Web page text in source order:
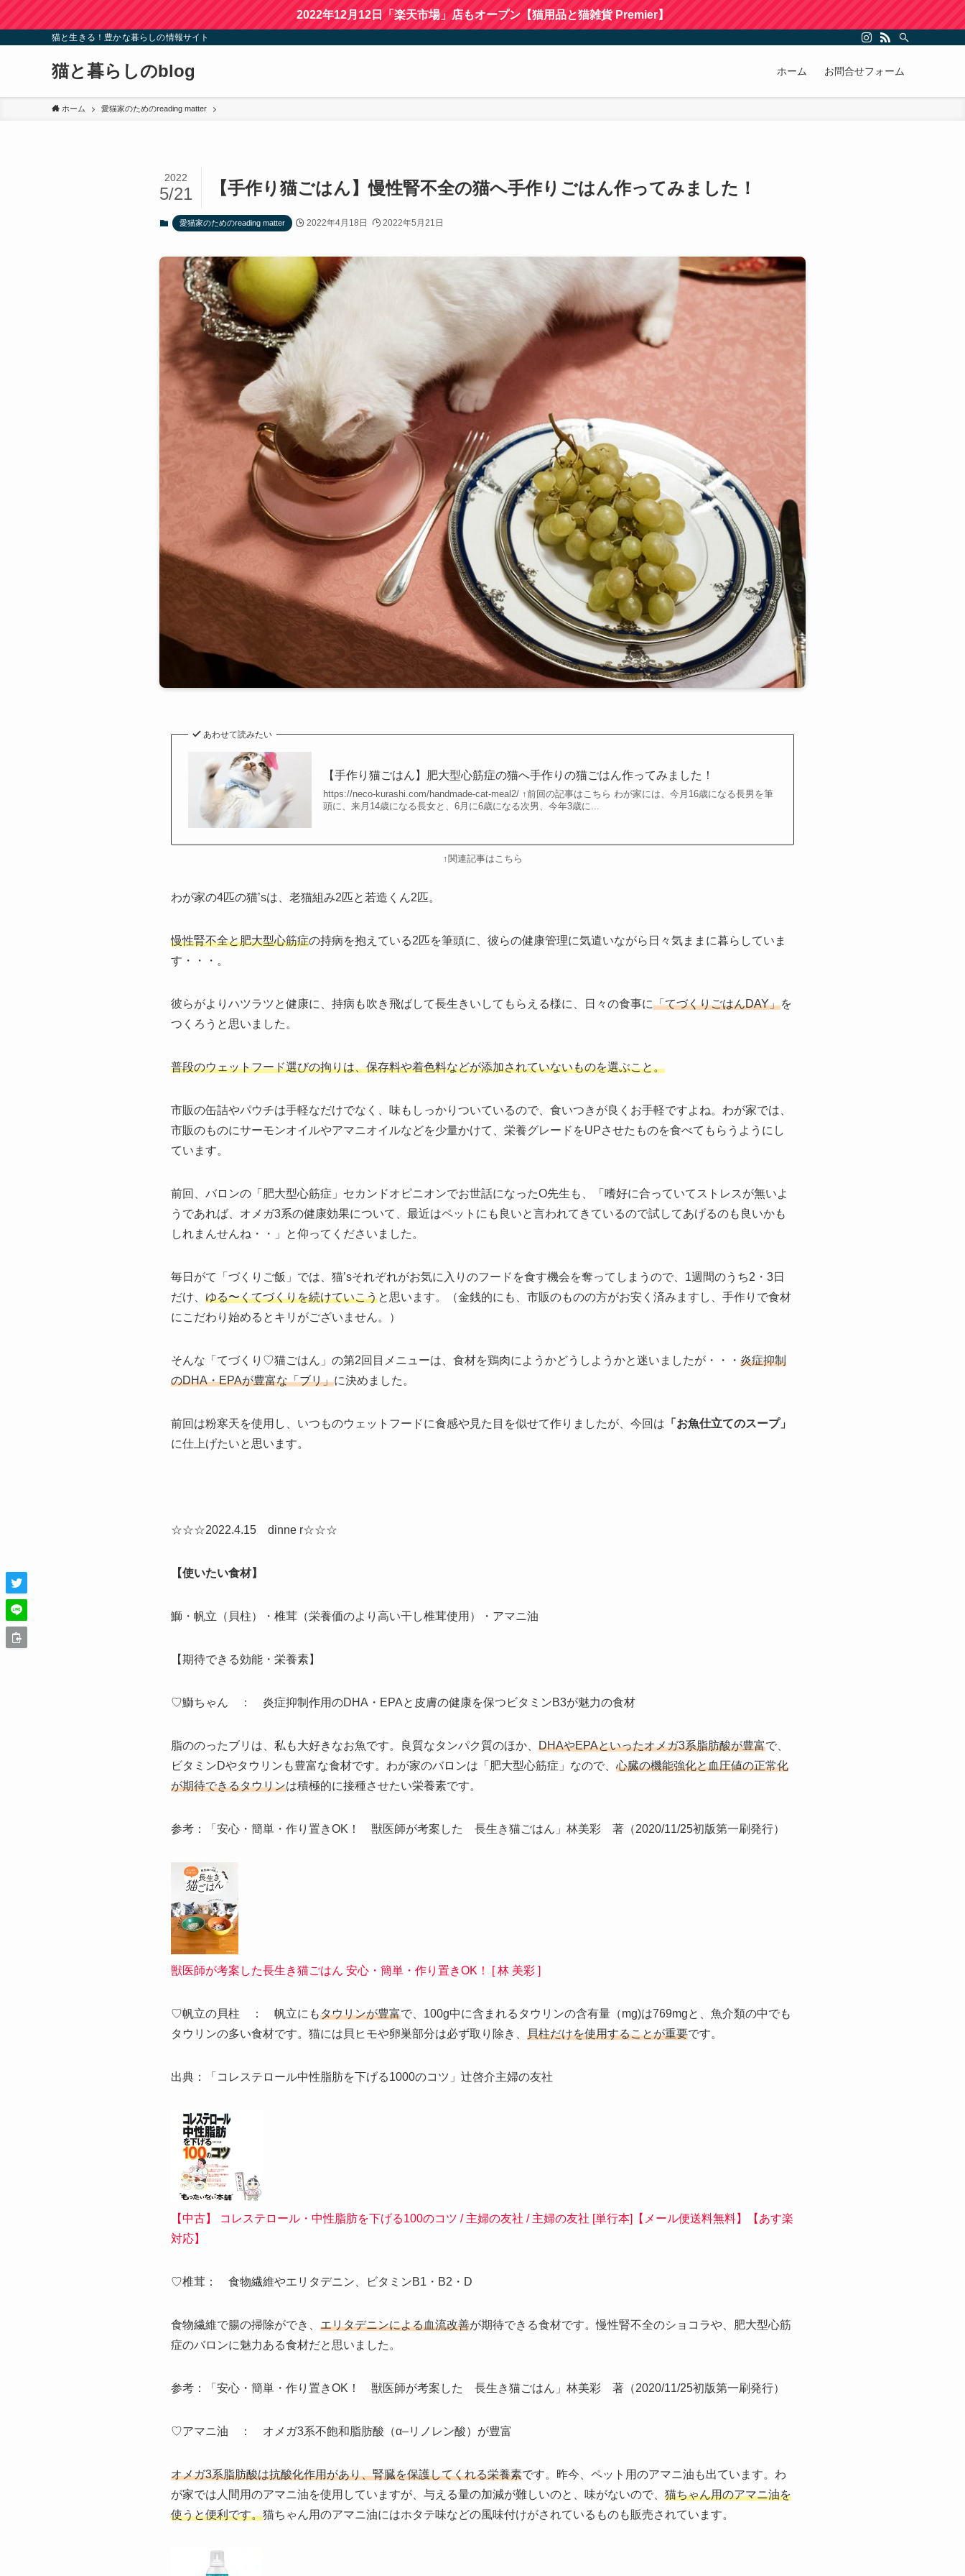
2022年12月12日「楽天市場」店もオープン【猫用品と猫雑貨 Premier】
猫と生きる！豊かな暮らしの情報サイト
猫と暮らしのblog ホーム お問合せフォーム
ホーム 愛猫家のためのreading matter
【手作り猫ごはん】慢性腎不全の猫へ手作りごはん作ってみました！
2022
5/21
愛猫家のためのreading matter 2022年4月18日 2022年5月21日
あわせて読みたい
【手作り猫ごはん】肥大型心筋症の猫へ手作りの猫ごはん作ってみました！
https://neco-kurashi.com/handmade-cat-meal2/ ↑前回の記事はこちら わが家には、今月16歳になる長男を筆
頭に、来月14歳になる長女と、6月に6歳になる次男、今年3歳に...
↑関連記事はこちら
わが家の4匹の猫’sは、老猫組み2匹と若造くん2匹。
慢性腎不全と肥大型心筋症の持病を抱えている2匹を筆頭に、彼らの健康管理に気遣いながら日々気ままに暮らしていま
す・・・。
彼らがよりハツラツと健康に、持病も吹き飛ばして長生きいしてもらえる様に、日々の食事に「てづくりごはんDAY」を
つくろうと思いました。
普段のウェットフード選びの拘りは、保存料や着色料などが添加されていないものを選ぶこと。
市販の缶詰やパウチは手軽なだけでなく、味もしっかりついているので、食いつきが良くお手軽ですよね。わが家では、
市販のものにサーモンオイルやアマニオイルなどを少量かけて、栄養グレードをUPさせたものを食べてもらうようにし
ています。
前回、バロンの「肥大型心筋症」セカンドオピニオンでお世話になったO先生も、「嗜好に合っていてストレスが無いよ
うであれば、オメガ3系の健康効果について、最近はペットにも良いと言われてきているので試してあげるのも良いかも
しれまんせんね・・」と仰ってくださいました。
毎日がて「づくりご飯」では、猫’sそれぞれがお気に入りのフードを食す機会を奪ってしまうので、1週間のうち2・3日
だけ、 ゆる〜くてづくりを続けていこうと思います。（金銭的にも、市販のものの方がお安く済みますし、手作りで食材
にこだわり始めるとキリがございません。）
そんな「てづくり♡猫ごはん」の第2回目メニューは、食材を鶏肉にようかどうしようかと迷いましたが・・・ 炎症抑制
のDHA・EPAが豊富な「ブリ」に決めました。
前回は粉寒天を使用し、いつものウェットフードに食感や見た目を似せて作りましたが、今回は 「お魚仕立てのスープ」
に仕上げたいと思います。
☆☆☆2022.4.15 dinne r☆☆☆
【使いたい食材】
鰤・帆立（貝柱）・椎茸（栄養価のより高い干し椎茸使用）・アマニ油
【期待できる効能・栄養素】
♡鰤ちゃん ： 炎症抑制作用のDHA・EPAと皮膚の健康を保つビタミンB3が魅力の食材
脂ののったブリは、私も大好きなお魚です。良質なタンパク質のほか、 DHAやEPAといったオメガ3系脂肪酸が豊富で、
ビタミンDやタウリンも豊富な食材です。わが家のバロンは「肥大型心筋症」なので、 心臓の機能強化と血圧値の正常化
が期待できるタウリンは積極的に接種させたい栄養素です。
参考：「安心・簡単・作り置きOK！ 獣医師が考案した 長生き猫ごはん」林美彩 著（2020/11/25初版第一刷発行）
獣医師が考案した長生き猫ごはん 安心・簡単・作り置きOK！ [ 林 美彩 ]
♡帆立の貝柱 ： 帆立にもタウリンが豊富で、100g中に含まれるタウリンの含有量（mg)は769mgと、魚介類の中でも
タウリンの多い食材です。猫には貝ヒモや卵巣部分は必ず取り除き、 貝柱だけを使用することが重要です。
出典：「コレステロール中性脂肪を下げる1000のコツ」辻啓介主婦の友社
【中古】 コレステロール・中性脂肪を下げる100のコツ / 主婦の友社 / 主婦の友社 [単行本]【メール便送料無料】【あす楽
対応】
♡椎茸： 食物繊維やエリタデニン、ビタミンB1・B2・D
食物繊維で腸の掃除ができ、 エリタデニンによる血流改善が期待できる食材です。慢性腎不全のショコラや、肥大型心筋
症のバロンに魅力ある食材だと思いました。
参考：「安心・簡単・作り置きOK！ 獣医師が考案した 長生き猫ごはん」林美彩 著（2020/11/25初版第一刷発行）
♡アマニ油 ： オメガ3系不飽和脂肪酸（α–リノレン酸）が豊富
オメガ3系脂肪酸は抗酸化作用があり、腎臓を保護してくれる栄養素です。昨今、ペット用のアマニ油も出ています。わ
が家では人間用のアマニ油を使用していますが、与える量の加減が難しいのと、味がないので、 猫ちゃん用のアマニ油を
使うと便利です。猫ちゃん用のアマニ油にはホタテ味などの風味付けがされているものも販売されています。